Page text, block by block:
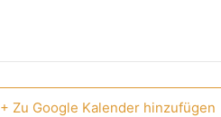
+ Zu Google Kalender hinzufügen